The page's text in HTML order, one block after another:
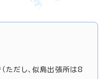
だし、似島出張所は8